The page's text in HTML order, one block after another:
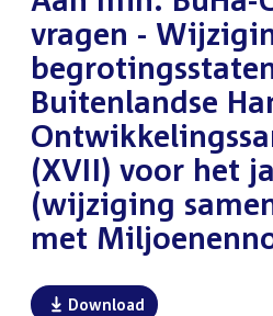
vragen -
Buitenlandse
(XVII) voor het
(wijziging
met
Download